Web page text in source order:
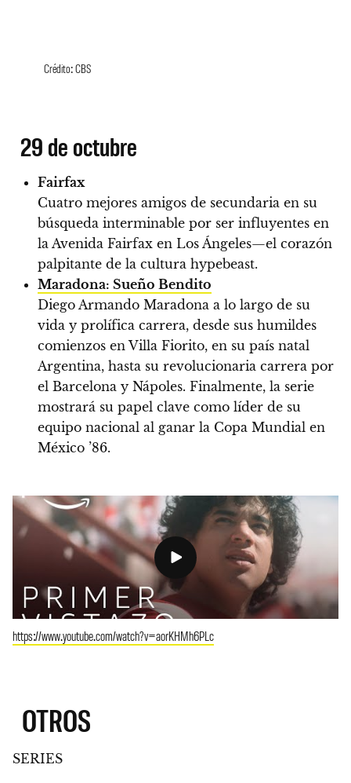
Crédito: CBS
29 de octubre
Fairfax
Cuatro mejores amigos de secundaria en su
búsqueda interminable por ser influyentes en
la Avenida Fairfax en Los Ángeles—el corazón
palpitante de la cultura hypebeast.
Maradona: Sueño Bendito
Diego Armando Maradona a lo largo de su
vida y prolífica carrera, desde sus humildes
comienzos en Villa Fiorito, en su país natal
Argentina, hasta su revolucionaria carrera por
el Barcelona y Nápoles. Finalmente, la serie
mostrará su papel clave como líder de su
equipo nacional al ganar la Copa Mundial en
México ’86.
https://www.youtube.com/watch?v=aorKHMh6PLc
OTROS
SERIES